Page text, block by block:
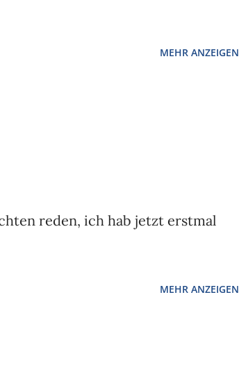
MEHR ANZEIGEN
reden, ich hab jetzt erstmal
MEHR ANZEIGEN